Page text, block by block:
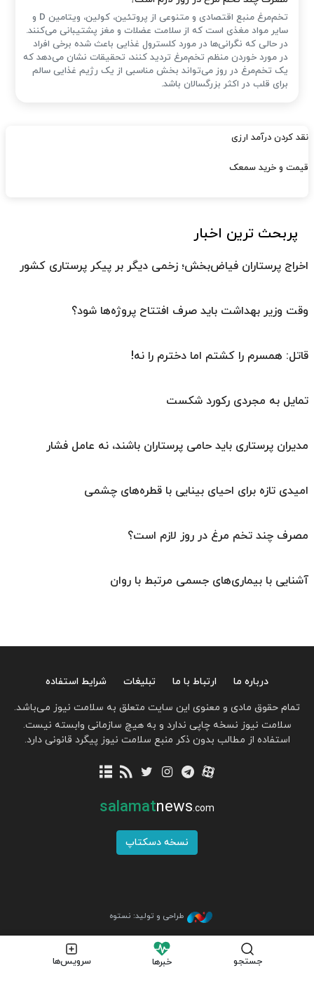
تخم‌مرغ منبع اقتصادی و متنوعی از پروتئین، کولین، ویتامین D و
سایر مواد مغذی است که از سلامت عضلات و مغز پشتیبانی می‌کنند.
در حالی که نگرانی‌ها در مورد کلسترول غذایی باعث شده ‌برخی افراد
در مورد خوردن منظم تخم‌مرغ تردید کنند، تحقیقات نشان می‌دهد که
یک تخم‌مرغ در روز می‌تواند بخش مناسبی از یک رژیم غذایی سالم
برای قلب در اکثر بزرگسالان باشد.
نقد کردن درآمد ارزی
قیمت و خرید سمعک
پربحث ترین اخبار
اخراج پرستاران فیاض‌بخش؛ زخمی دیگر بر پیکر پرستاری کشور
وقت وزیر بهداشت باید صرف افتتاح پروژه‌ها شود؟
قاتل: همسرم را کشتم اما دخترم را نه!
تمایل به مجردی رکورد شکست
مدیران پرستاری باید حامی پرستاران باشند، نه عامل فشار
امیدی تازه برای احیای بینایی با قطره‌های چشمی
مصرف چند تخم مرغ در روز لازم است؟
آشنایی با بیماری‌های جسمی مرتبط با روان
جستجو خبرها سرویس‌ها
درباره ما ارتباط با ما تبلیغات
شرایط استفاده
تمام حقوق مادی و معنوی این سایت متعلق به سلامت نیوز می‌باشد.
سلامت نیوز نسخه چاپی ندارد و به هیچ سازمانی وابسته نیست.
استفاده از مطالب بدون ذکر منبع سلامت نیوز پیگرد قانونی دارد.
salamatnews.com
نسخه دسکتاپ
طراحی و تولید: نستوه